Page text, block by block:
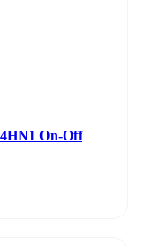
On-Off